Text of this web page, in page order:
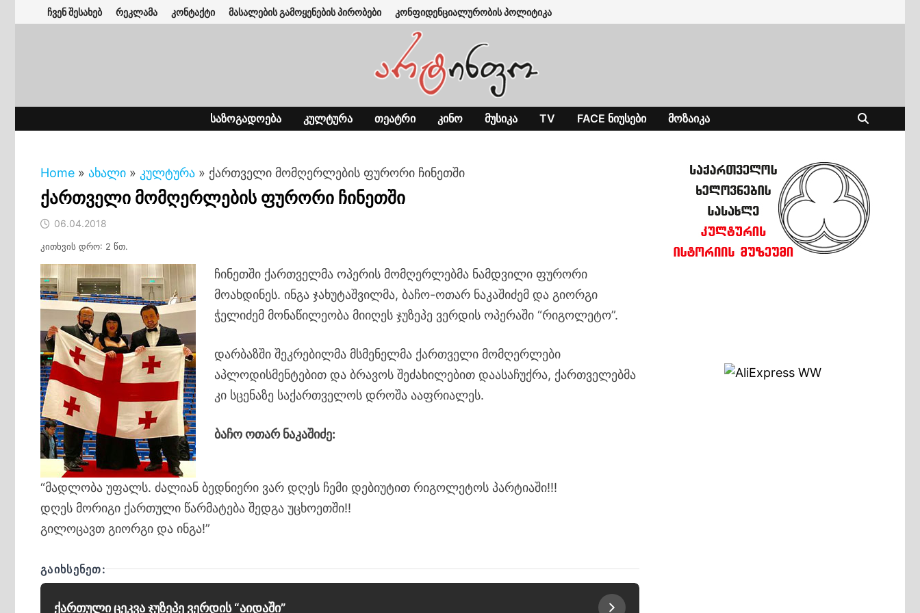
to
ჩვენ შესახებ რეკლამა კონტაქტი მასალების გამოყენების პირობები კონფიდენციალურობის პოლიტიკა
ᲡᲐᲖᲝᲒᲐᲓᲝᲔᲑᲐ ᲙᲣᲚᲢᲣᲠᲐ ᲗᲔᲐᲢᲠᲘ ᲙᲘᲜᲝ ᲛᲣᲡᲘᲙᲐ TV FACE ᲜᲘᲣᲡᲔᲑᲘ ᲛᲝᲖᲐᲘᲙᲐ
Home » ახალი » კულტურა » ქართველი მომღერლების ფურორი ჩინეთში
ქართველი მომღერლების ფურორი ჩინეთში
06.04.2018
კითხვის დრო: 2 წთ.
ჩინეთში ქართველმა ოპერის მომღერლებმა ნამდვილი ფურორი
მოახდინეს. ინგა ჯახუტაშვილმა, ბაჩო-ოთარ ნაკაშიძემ და გიორგი
ჭელიძემ მონაწილეობა მიიღეს ჯუზეპე ვერდის ოპერაში “რიგოლეტო”.
დარბაზში შეკრებილმა მსმენელმა ქართველი მომღერლები
აპლოდისმენტებით და ბრავოს შეძახილებით დაასაჩუქრა, ქართველებმა
კი სცენაზე საქართველოს დროშა ააფრიალეს.
ბაჩო ოთარ ნაკაშიძე:
“მადლობა უფალს. ძალიან ბედნიერი ვარ დღეს ჩემი დებიუტით რიგოლეტოს პარტიაში!!!
დღეს მორიგი ქართული წარმატება შედგა უცხოეთში!!
გილოცავთ გიორგი და ინგა!”
ᲒᲐᲘᲮᲡᲔᲜᲔᲗ:
ქართული ცეკვა ჯუზეპე ვერდის “აიდაში”